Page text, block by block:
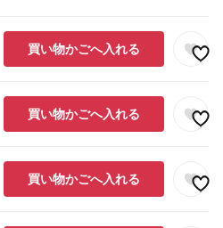
買い物かごへ入れる
買い物かごへ入れる
買い物かごへ入れる